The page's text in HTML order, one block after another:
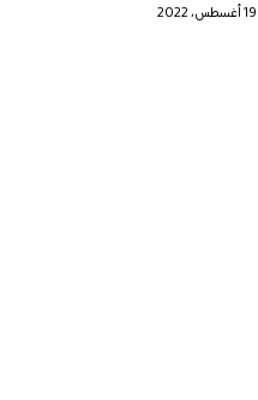
19 أغسطس، 2022